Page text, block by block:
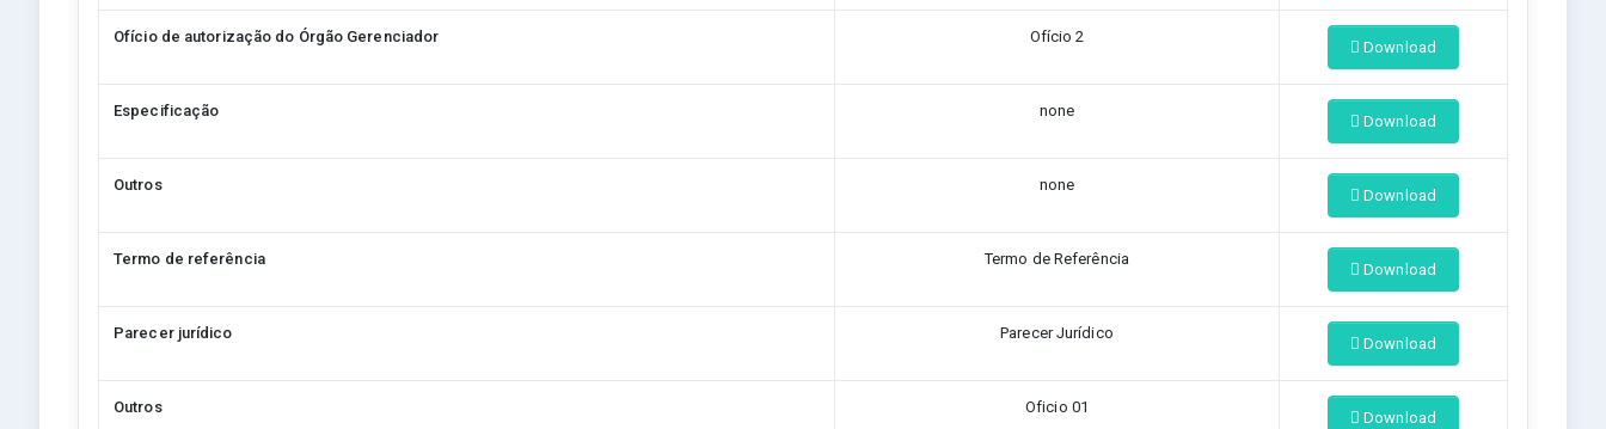
Ofício de autorização do Órgão Gerenciador Ofício 2
Download
Especificação none
Download
Outros none
Download
Termo de referência Termo de Referência
Download
Parecer jurídico Parecer Jurídico
Download
Outros Oficio 01
Download